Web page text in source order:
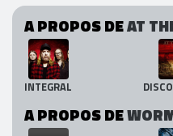
A PROPOS DEAT
INTEGRAL
A PROPOS DE